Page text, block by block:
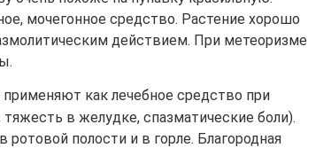
мочегонное средство. Растение хорошо
действием. При метеоризме
применяют как лечебное средство при
в желудке, спазматические боли).
полости и в горле. Благородная